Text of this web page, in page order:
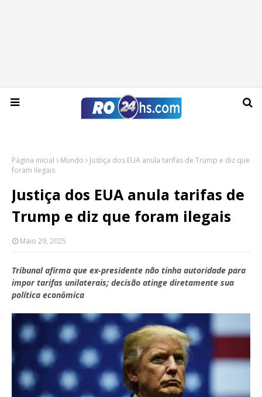
Sábado, 08 de agosto de 2026
Página inicial Mundo
Justiça dos EUA anula tarifas de Trump e diz que
foram ilegais
Justiça dos EUA anula tarifas de
Trump e diz que foram ilegais
Maio 29, 2025
Tribunal afirma que ex-presidente não tinha autoridade para
impor tarifas unilaterais; decisão atinge diretamente sua
política econômica